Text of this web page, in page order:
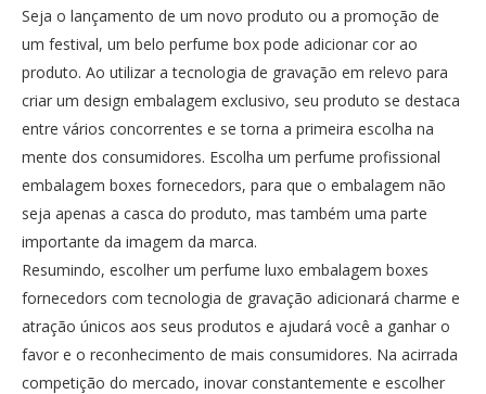
Seja o lançamento de um novo produto ou a promoção de
um festival, um belo perfume box pode adicionar cor ao
produto. Ao utilizar a tecnologia de gravação em relevo para
criar um design embalagem exclusivo, seu produto se destaca
entre vários concorrentes e se torna a primeira escolha na
mente dos consumidores. Escolha um perfume profissional
embalagem boxes fornecedors, para que o embalagem não
seja apenas a casca do produto, mas também uma parte
importante da imagem da marca.
Resumindo, escolher um perfume luxo embalagem boxes
fornecedors com tecnologia de gravação adicionará charme e
atração únicos aos seus produtos e ajudará você a ganhar o
favor e o reconhecimento de mais consumidores. Na acirrada
competição do mercado, inovar constantemente e escolher